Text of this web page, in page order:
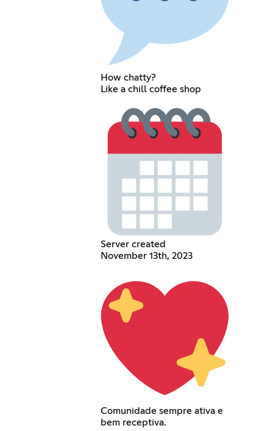
How chatty?
Like a chill coffee shop
Server created
November 13th, 2023
Comunidade sempre ativa e
bem receptiva.